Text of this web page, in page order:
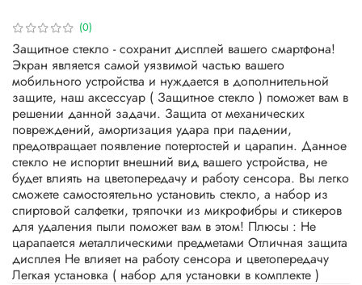
(0)
Защитное стекло - сохранит дисплей вашего смартфона!
Экран является самой уязвимой частью вашего
мобильного устройства и нуждается в дополнительной
защите, наш аксессуар ( Защитное стекло ) поможет вам в
решении данной задачи. Защита от механических
повреждений, амортизация удара при падении,
предотвращает появление потертостей и царапин. Данное
стекло не испортит внешний вид вашего устройства, не
будет влиять на цветопередачу и работу сенсора. Вы легко
сможете самостоятельно установить стекло, а набор из
спиртовой салфетки, тряпочки из микрофибры и стикеров
для удаления пыли поможет вам в этом! Плюсы : Не
царапается металлическими предметами Отличная защита
дисплея Не влияет на работу сенсора и цветопередачу
Легкая установка ( набор для установки в комплекте )